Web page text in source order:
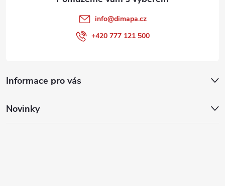
Informace pro vás
Novinky
info@dimapa.cz
+420 777 121 500